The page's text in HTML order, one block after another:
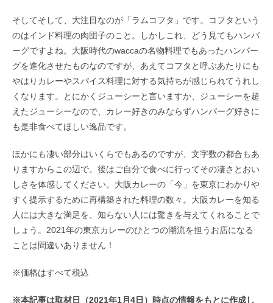
そしてそして、大注目なのが「ラムコフタ」です。コフタという
のはインド料理の肉団子のこと。しかしこれ、どう見てもハンバ
ーグですよね。大阪時代のwaccaの名物料理でもあったハンバー
グを進化させたものなのですが、あえてコフタと呼ぶあたりにも
やはりカレーやスパイス料理に対する気持ちが感じられてうれし
くなります。とにかくジューシーと言いますか、ジューシーを超
えたジューシーなので、カレー好きのみならずハンバーグ好きに
も是非食べてほしい逸品です。
ほかにも凄い部分はいくらでもあるのですが、文字数の都合もあ
りますからこの辺で。後はご自分で食べに行ってその凄さとおい
しさを体感してください。大阪カレーの「今」を東京にわかりや
すく提示するために再構築された料理の数々。大阪カレーを知る
人には大きな満足を、知らない人には驚きを与えてくれることで
しょう。2021年の東京カレーのひとつの潮流を担うお店になる
ことは間違いありません！
※価格はすべて税込
※本記事は取材日（2021年1月4日）時点の情報をもとに作成し